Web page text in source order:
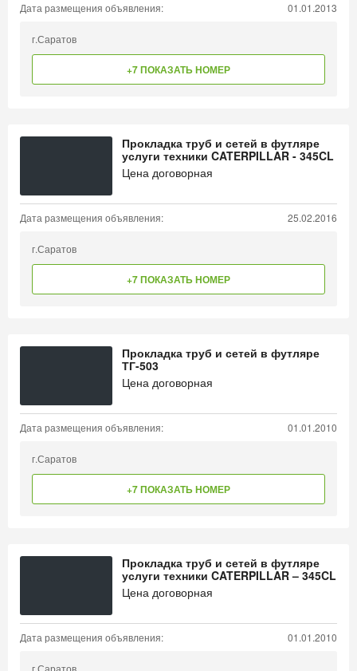
Дата размещения объявления: 01.01.2013
г.Саратов
+7 ПОКАЗАТЬ НОМЕР
Прокладка труб и сетей в футляре
услуги техники CATERPILLAR - 345CL
Цена договорная
Дата размещения объявления: 25.02.2016
г.Саратов
+7 ПОКАЗАТЬ НОМЕР
Прокладка труб и сетей в футляре
ТГ-503
Цена договорная
Дата размещения объявления: 01.01.2010
г.Саратов
+7 ПОКАЗАТЬ НОМЕР
Прокладка труб и сетей в футляре
услуги техники CATERPILLAR – 345CL
Цена договорная
Дата размещения объявления: 01.01.2010
г.Саратов